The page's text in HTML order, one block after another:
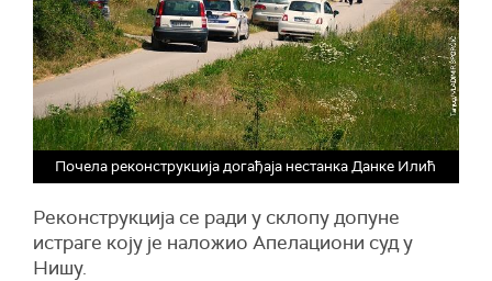
Почела реконструкција догађаја нестанка Данке Илић
Реконструкција се ради у склопу допуне
истраге коју је наложио Апелациони суд у
Нишу.